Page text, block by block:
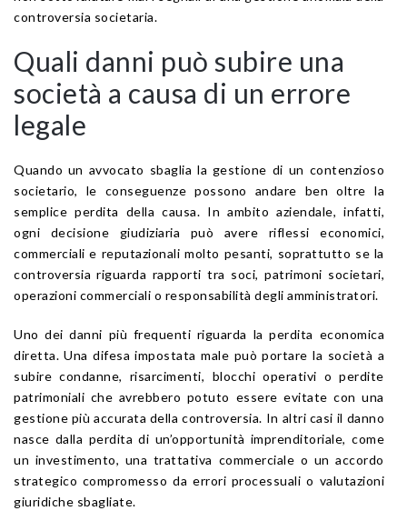
controversia societaria.
Quali danni può subire una
società a causa di un errore
legale
Quando un avvocato sbaglia la gestione di un contenzioso
societario, le conseguenze possono andare ben oltre la
semplice perdita della causa. In ambito aziendale, infatti,
ogni decisione giudiziaria può avere riflessi economici,
commerciali e reputazionali molto pesanti, soprattutto se la
controversia riguarda rapporti tra soci, patrimoni societari,
operazioni commerciali o responsabilità degli amministratori.
Uno dei danni più frequenti riguarda la perdita economica
diretta. Una difesa impostata male può portare la società a
subire condanne, risarcimenti, blocchi operativi o perdite
patrimoniali che avrebbero potuto essere evitate con una
gestione più accurata della controversia. In altri casi il danno
nasce dalla perdita di un’opportunità imprenditoriale, come
un investimento, una trattativa commerciale o un accordo
strategico compromesso da errori processuali o valutazioni
giuridiche sbagliate.